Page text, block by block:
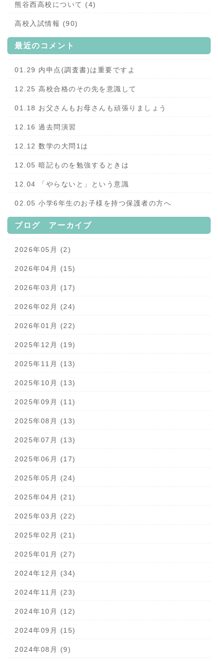
熊谷西高校について (4)
高校入試情報 (90)
最近のコメント
01.29 内申点(調査書)は重要ですよ
12.25 高校合格のその先を意識して
01.18 お父さんもお母さんも頑張りましょう
12.16 過去問演習
12.12 数学の大問1は
12.05 暗記ものを勉強するときは
12.04 「やらないと」という意識
02.05 小学6年生のお子様を持つ保護者の方へ
ブログ アーカイブ
2026年05月 (2)
2026年04月 (15)
2026年03月 (17)
2026年02月 (24)
2026年01月 (22)
2025年12月 (19)
2025年11月 (13)
2025年10月 (13)
2025年09月 (11)
2025年08月 (13)
2025年07月 (13)
2025年06月 (17)
2025年05月 (24)
2025年04月 (21)
2025年03月 (22)
2025年02月 (21)
2025年01月 (27)
2024年12月 (34)
2024年11月 (23)
2024年10月 (12)
2024年09月 (15)
2024年08月 (9)